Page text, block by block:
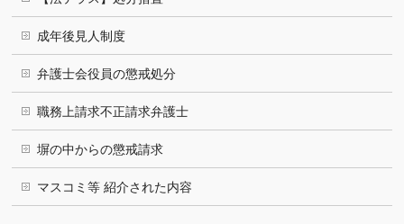
成年後見人制度
弁護士会役員の懲戒処分
職務上請求不正請求弁護士
塀の中からの懲戒請求
マスコミ等 紹介された内容